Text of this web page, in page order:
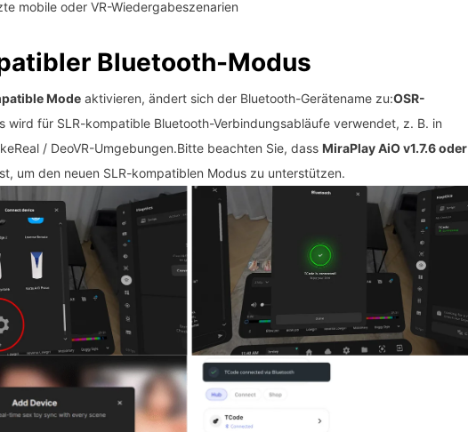
mobile oder VR-Wiedergabeszenarien
Bluetooth-Modus
Modeaktivieren, ändert sich der Bluetooth-Gerätename zu:OSR-
wird für SLR-kompatible Bluetooth-Verbindungsabläufe verwendet, z. B. in
/ DeoVR-Umgebungen.Bitte beachten Sie, dass MiraPlay AiO v1.7.6 oder
um den neuen SLR-kompatiblen Modus zu unterstützen.